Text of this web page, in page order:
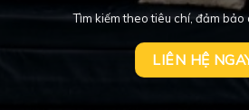
Tìm kiếm theo tiêu chí, đảm
LIÊN HỆ